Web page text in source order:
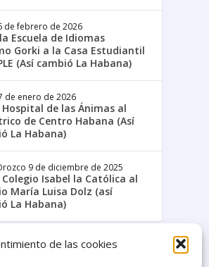
de las cookies
de febrero de 2026
Escuela de Idiomas
Gorki a la Casa Estudiantil
(Así cambió La Habana)
de enero de 2026
Hospital de las Ánimas al
de Centro Habana (Así
La Habana)
9 de diciembre de 2025
Colegio Isabel la Católica al
María Luisa Dolz (así
La Habana)
Videos